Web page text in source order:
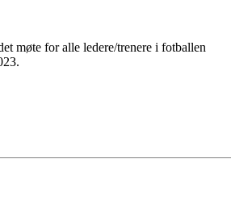
møte for alle ledere/trenere i fotballen